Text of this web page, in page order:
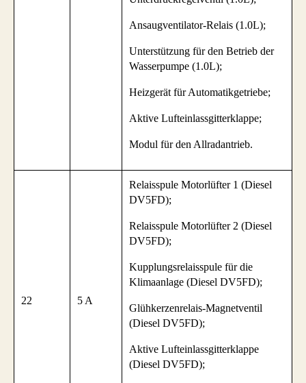
Ansaugventilator-Relais (1.0L);
Unterstützung für den Betrieb der
Wasserpumpe (1.0L);
Heizgerät für Automatikgetriebe;
Aktive Lufteinlassgitterklappe;
Modul für den Allradantrieb.
22 5 A
Relaisspule Motorlüfter 1 (Diesel
DV5FD);
Relaisspule Motorlüfter 2 (Diesel
DV5FD);
Kupplungsrelaisspule für die
Klimaanlage (Diesel DV5FD);
Glühkerzenrelais-Magnetventil
(Diesel DV5FD);
Aktive Lufteinlassgitterklappe
(Diesel DV5FD);